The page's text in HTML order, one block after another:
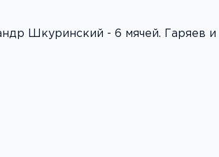
Шкуринский - 6 мячей. Гаряев и